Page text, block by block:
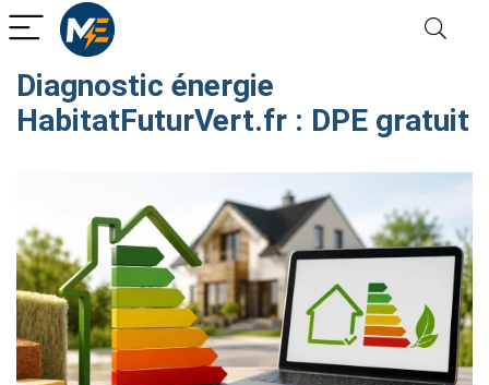
Diagnostic énergie
HabitatFuturVert.fr : DPE gratuit